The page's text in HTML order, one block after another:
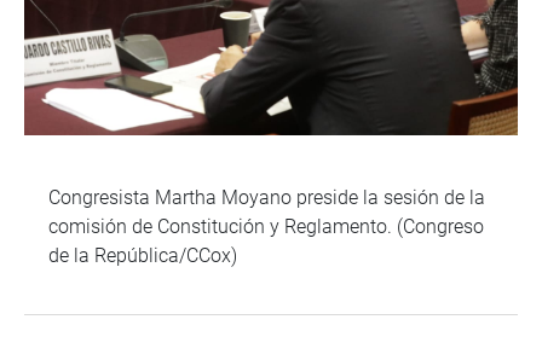
Congresista Martha Moyano preside la sesión de la
comisión de Constitución y Reglamento. (Congreso
de la República/CCox)